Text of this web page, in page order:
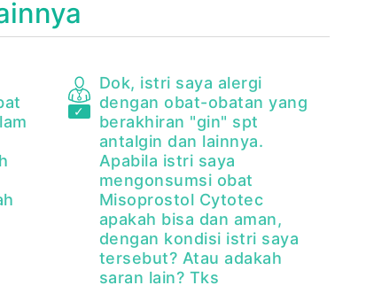
Dok, istri saya alergi
dengan obat-obatan yang
berakhiran "gin" spt
antalgin dan lainnya.
Apabila istri saya
mengonsumsi obat
Misoprostol Cytotec
apakah bisa dan aman,
dengan kondisi istri saya
tersebut? Atau adakah
saran lain? Tks